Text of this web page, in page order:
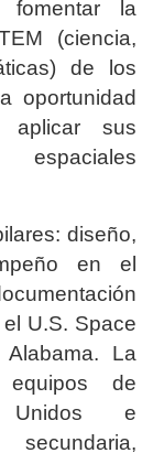
la
(ciencia,
de los
oportunidad
sus
espaciales
diseño,
en el
U.S. Space
La
de
Unidos e